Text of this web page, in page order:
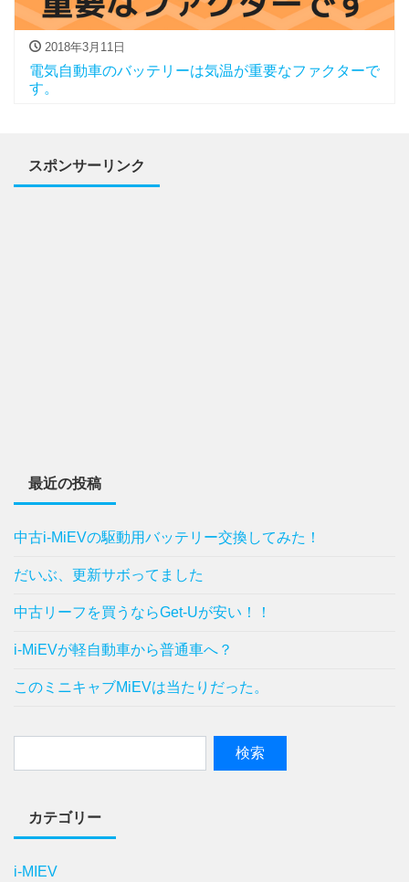
2018年3月11日
電気自動車のバッテリーは気温が重要なファクターで
す。
スポンサーリンク
最近の投稿
中古i-MiEVの駆動用バッテリー交換してみた！
だいぶ、更新サボってました
中古リーフを買うならGet-Uが安い！！
i-MiEVが軽自動車から普通車へ？
このミニキャブMiEVは当たりだった。
カテゴリー
i-MIEV